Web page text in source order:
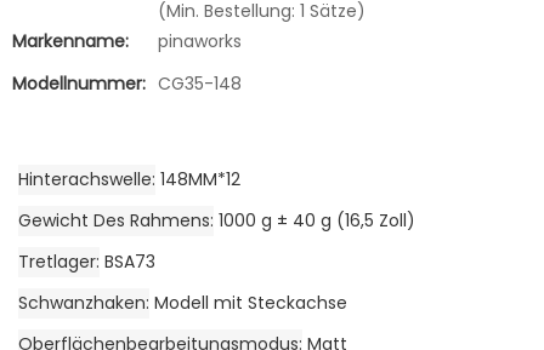
(Min. Bestellung: 1 Sätze)
Markenname:
pinaworks
Modellnummer: CG35-148
Hinterachswelle 148MM*12
Gewicht Des Rahmens 1000 g ± 40 g (16,5 Zoll)
Tretlager BSA73
Schwanzhaken Modell mit Steckachse
Oberflächenbearbeitungsmodus Matt